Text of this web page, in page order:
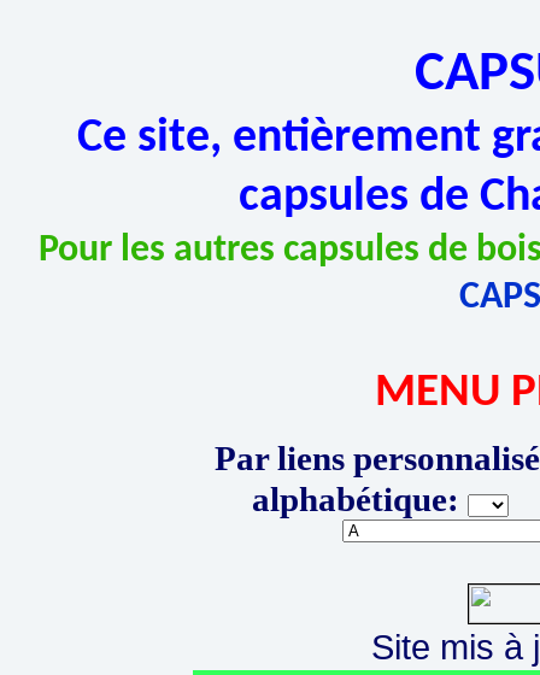
Ce site, entièrement
capsules de
Pour les autres capsules de
MENU
Par liens
alphabétique:
Site mis à